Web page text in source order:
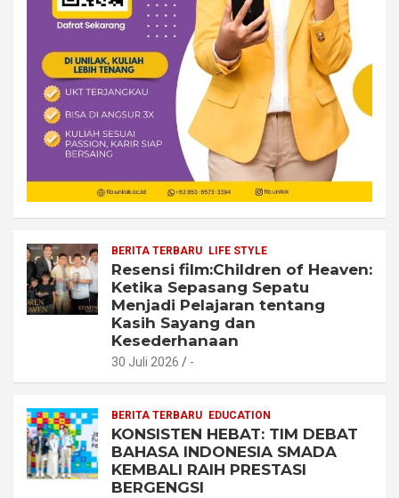
BERITA TERBARU LIFE STYLE
Resensi film:Children of Heaven:
Ketika Sepasang Sepatu
Menjadi Pelajaran tentang
Kasih Sayang dan
Kesederhanaan
30 Juli 2026 -
BERITA TERBARU EDUCATION
KONSISTEN HEBAT: TIM DEBAT
BAHASA INDONESIA SMADA
KEMBALI RAIH PRESTASI
BERGENGSI